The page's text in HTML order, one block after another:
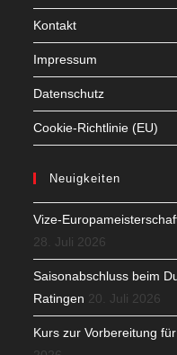
Kontakt
Impressum
Datenschutz
Cookie-Richtlinie (EU)
Neuigkeiten
Vize-
28. Juli 2026
Saisonabschluss beim
Ratingen 20. Juli 2026
Kurs zur Vorbereitung